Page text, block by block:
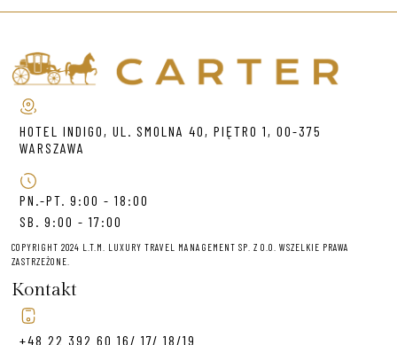
HOTEL INDIGO, UL. SMOLNA 40, PIĘTRO 1, 00-375
WARSZAWA
PN.-PT. 9:00 - 18:00
SB. 9:00 - 17:00
COPYRIGHT 2024 L.T.M. LUXURY TRAVEL MANAGEMENT SP. Z O.O. WSZELKIE PRAWA
ZASTRZEŻONE.
Kontakt
+48 22 392 60 16/ 17/ 18/19